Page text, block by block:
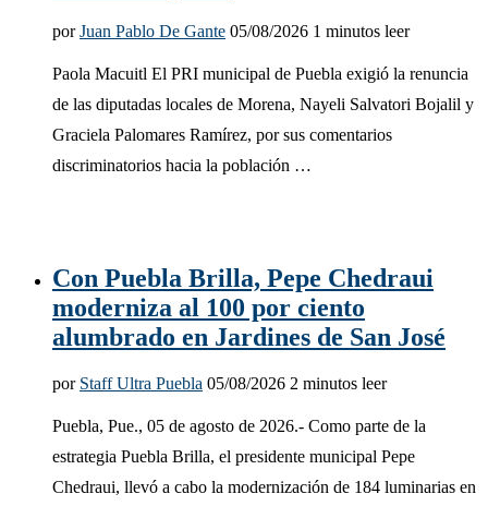
porJuan Pablo De Gante 05/08/2026 1 minutos leer
Paola Macuitl El PRI municipal de Puebla exigió la renuncia
de las diputadas locales de Morena, Nayeli Salvatori Bojalil y
Graciela Palomares Ramírez, por sus comentarios
discriminatorios hacia la población …
Con Puebla Brilla, Pepe Chedraui
moderniza al 100 por ciento
alumbrado en Jardines de San José
por Staff Ultra Puebla 05/08/2026 2 minutos leer
Puebla, Pue., 05 de agosto de 2026.- Como parte de la
estrategia Puebla Brilla, el presidente municipal Pepe
Chedraui, llevó a cabo la modernización de 184 luminarias en